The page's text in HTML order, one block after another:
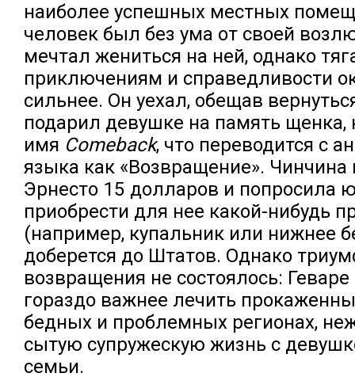
наиболее успешных местных
человек был без ума от своей
мечтал жениться на ней, однако
приключениям и справедливости
сильнее. Он уехал, обещав
подарил девушке на память щенка,
имя Comeback, что переводится с
языка как «Возвращение». Чинчина
Эрнесто 15 долларов и попросила
приобрести для нее какой-нибудь
(например, купальник или нижнее
доберется до Штатов. Однако
возвращения не состоялось: Геваре
гораздо важнее лечить
бедных и проблемных регионах,
сытую супружескую жизнь с
семьи.